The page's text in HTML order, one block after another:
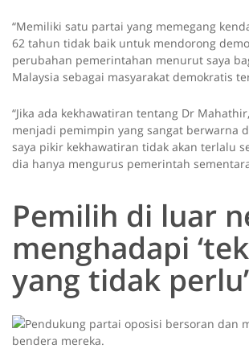
“Memiliki satu partai yang memegang
62 tahun tidak baik untuk mendorong
perubahan pemerintahan menurut saya
Malaysia sebagai masyarakat demokratis
“Jika ada kekhawatiran tentang Dr
menjadi pemimpin yang sangat berwarna
saya pikir kekhawatiran tidak akan terlalu
dia hanya mengurus pemerintah
Pemilih di luar
menghadapi
yang tidak perlu’